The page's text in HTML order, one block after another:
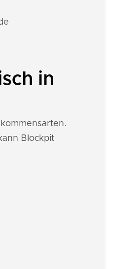
in
Blockpit